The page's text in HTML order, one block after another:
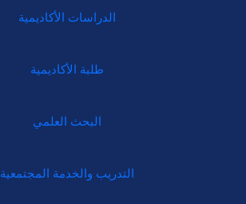
الدراسات الأكاديمية
طلبة الأكاديمية
البحث العلمي
التدريب والخدمة المجتمعية